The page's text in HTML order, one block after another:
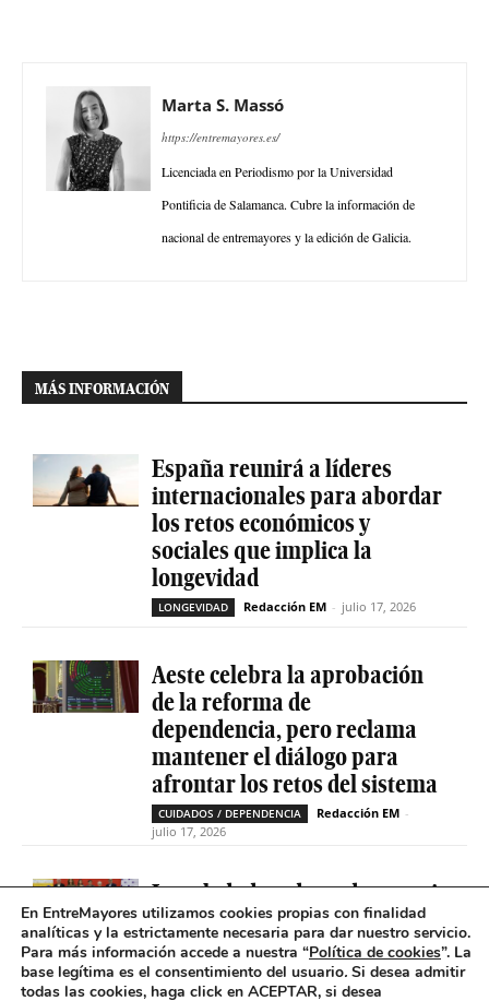
Marta S. Massó
https://entremayores.es/
Licenciada en Periodismo por la Universidad
Pontificia de Salamanca. Cubre la información de
nacional de entremayores y la edición de Galicia.
MÁS INFORMACIÓN
España reunirá a líderes
internacionales para abordar
los retos económicos y
sociales que implica la
longevidad
LONGEVIDAD Redacción EM - julio 17, 2026
Aeste celebra la aprobación
de la reforma de
dependencia, pero reclama
mantener el diálogo para
afrontar los retos del sistema
CUIDADOS / DEPENDENCIA Redacción EM -
julio 17, 2026
La soledad no deseada es casi
cinco veces superior entre
personas que tienen
problemas de salud mental
En EntreMayores utilizamos cookies propias con finalidad
analíticas y la estrictamente necesaria para dar nuestro servicio.
Para más información accede a nuestra “Política de cookies”. La
base legítima es el consentimiento del usuario. Si desea admitir
todas las cookies, haga click en ACEPTAR, si desea